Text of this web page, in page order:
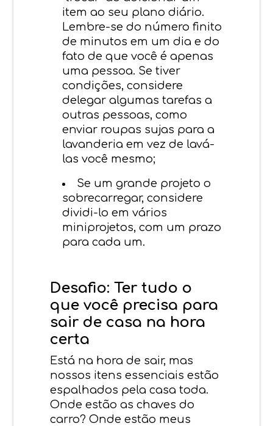
item ao seu plano diário.
Lembre-se do número finito
de minutos em um dia e do
fato de que você é apenas
uma pessoa. Se tiver
condições, considere
delegar algumas tarefas a
outras pessoas, como
enviar roupas sujas para a
lavanderia em vez de lavá-
las você mesmo;
Se um grande projeto o
sobrecarregar, considere
dividi-lo em vários
miniprojetos, com um prazo
para cada um.
Desafio: Ter tudo o
que você precisa para
sair de casa na hora
certa
Está na hora de sair, mas
nossos itens essenciais estão
espalhados pela casa toda.
Onde estão as chaves do
carro? Onde estão meus